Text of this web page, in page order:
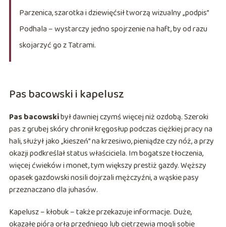
Parzenica, szarotka i dziewięćsił tworzą wizualny „podpis”
Podhala – wystarczy jedno spojrzenie na haft, by od razu
skojarzyć go z Tatrami.
Pas bacowski i kapelusz
Pas bacowskibył dawniej czymś więcej niż ozdobą. Szeroki
pas z grubej skóry chronił kręgosłup podczas ciężkiej pracy na
hali, służył jako „kieszeń” na krzesiwo, pieniądze czy nóż, a przy
okazji podkreślał status właściciela. Im bogatsze tłoczenia,
więcej ćwieków i monet, tym większy prestiż gazdy. Węższy
opasek gazdowski nosili dojrzali mężczyźni, a wąskie pasy
przeznaczano dla juhasów.
Kapelusz – kłobuk – także przekazuje informacje. Duże,
okazałe pióra orła przedniego lub cietrzewia mogli sobie